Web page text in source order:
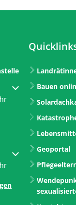
Bauen
Geoportal